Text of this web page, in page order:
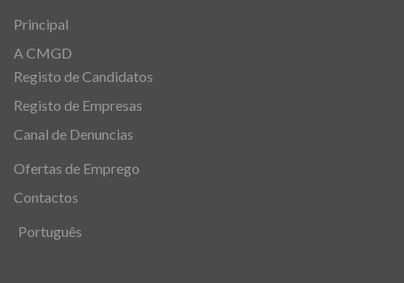
Principal
A CMGD
Registo de Candidatos
Registo de Empresas
Canal de Denuncias
Ofertas de Emprego
Contactos
Português